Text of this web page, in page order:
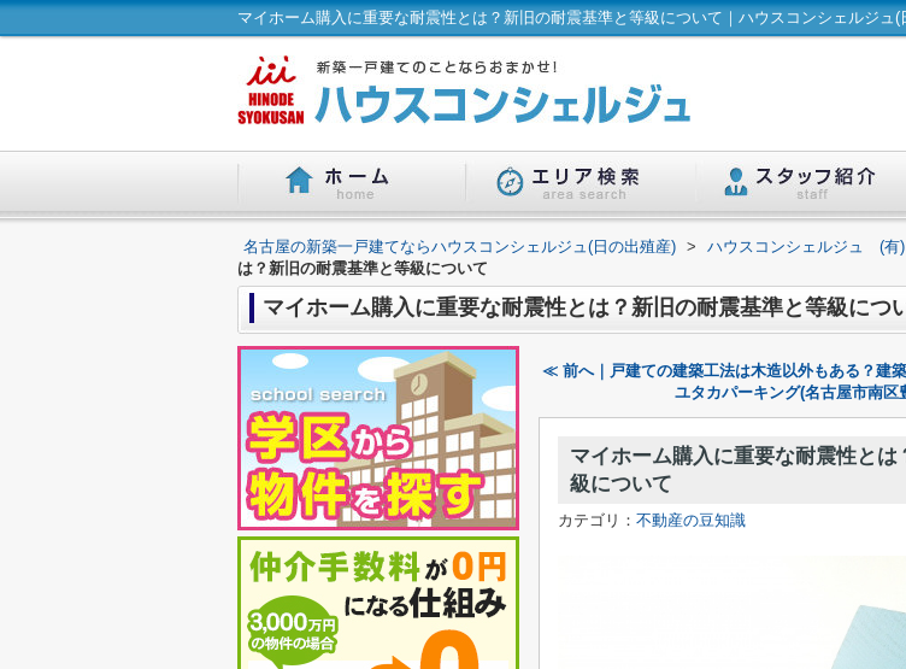
マイホーム購入に重要な耐震性とは？新旧の耐震基準と等級について｜ハウスコンシェルジュ(
名古屋の新築一戸建てならハウスコンシェルジュ(日の出殖産) > ハウスコンシェルジュ (有)
は？新旧の耐震基準と等級について
マイホーム購入に重要な耐震性とは？新旧の耐震基準と等級につ
≪ 前へ｜戸建ての建築工法は木造以外もある？建
ユタカパーキング(名古屋市南
マイホーム購入に重要な耐震性と
級について
カテゴリ： 不動産の豆知識